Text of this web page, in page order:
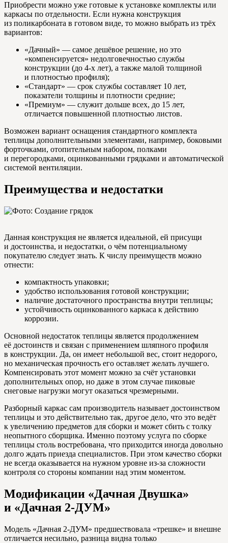
Приобрести можно уже готовые к установке комплекты или
каркасы по отдельности. Если нужна конструкция
из поликарбоната в готовом виде, то можно выбрать из трёх
вариантов:
«Дачный» — самое дешёвое решение, но это
«компенсируется» недолговечностью службы
конструкции (до 4-х лет), а также малой толщиной
и плотностью профиля);
«Стандарт» — срок службы составляет 10 лет,
показатели толщины и плотности средние;
«Премиум» — служит дольше всех, до 15 лет,
отличается повышенной плотностью листов.
Возможен вариант оснащения стандартного комплекта
теплицы дополнительными элементами, например, боковыми
форточками, отопительным набором, полками
и перегородками, оцинкованными грядками и автоматической
системой вентиляции.
Преимущества и недостатки
Данная конструкция не является идеальной, ей присущи
и достоинства, и недостатки, о чём потенциальному
покупателю следует знать. К числу преимуществ можно
отнести:
компактность упаковки;
удобство использования готовой конструкции;
наличие достаточного пространства внутри теплицы;
устойчивость оцинкованного каркаса к действию
коррозии.
Основной недостаток теплицы является продолжением
её достоинств и связан с применением шляпного профиля
в конструкции. Да, он имеет небольшой вес, стоит недорого,
но механическая прочность его оставляет желать лучшего.
Компенсировать этот момент можно за счёт установки
дополнительных опор, но даже в этом случае пиковые
снеговые нагрузки могут оказаться чрезмерными.
Разборный каркас сам производитель называет достоинством
теплицы и это действительно так, другое дело, что это ведёт
к увеличению предметов для сборки и может сбить с толку
неопытного сборщика. Именно поэтому услуга по сборке
теплицы столь востребована, что приходится иногда довольно
долго ждать приезда специалистов. При этом качество сборки
не всегда оказывается на нужном уровне из-за сложности
контроля со стороны компании над этим моментом.
Модификации «Дачная Двушка»
и «Дачная 2-ДУМ»
Модель «Дачная 2-ДУМ» предшествовала «трешке» и внешне
отличается несильно, разница видна только